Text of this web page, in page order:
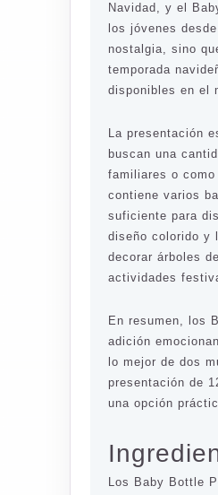
Navidad, y el
los jóvenes
nostalgia, sino
temporada
disponibles en el
La presentación
buscan una
familiares o
contiene varios
suficiente para
diseño colorido y
decorar árboles
actividades
En resumen, los
adición
lo mejor de dos
presentación de
una opción
Los Baby Bottle